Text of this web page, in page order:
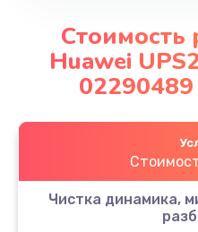
Стоимость
Huawei
Чистка динамика,